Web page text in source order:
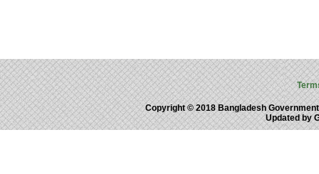
Copyright © 2018 Bangladesh
Updated by